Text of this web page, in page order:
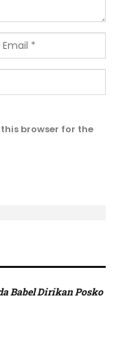
browser for the
Babel Dirikan Posko